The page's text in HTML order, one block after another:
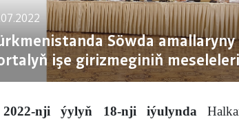
Söwda
işe girizmeginiň
2022-nji ýylyň 18-nji iýulynda